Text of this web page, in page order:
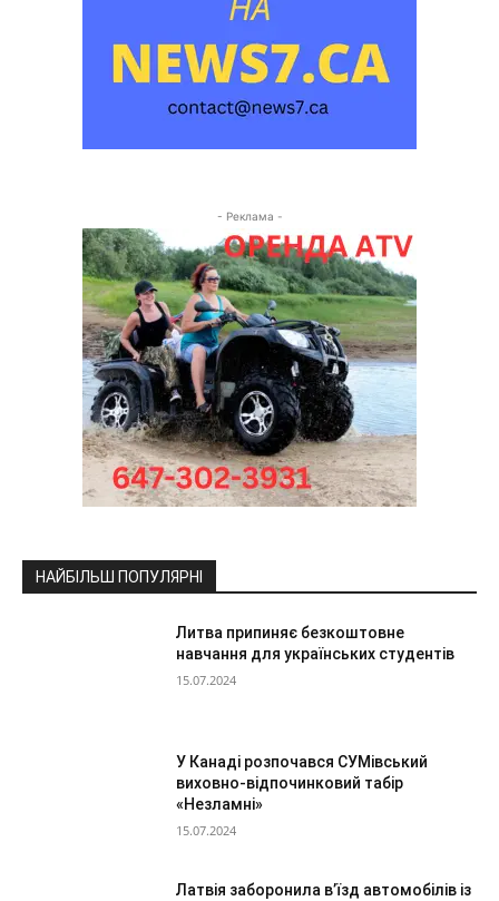
- Реклама -
НАЙБІЛЬШ ПОПУЛЯРНІ
Литва припиняє безкоштовне
навчання для українських студентів
15.07.2024
У Канаді розпочався СУМівський
виховно-відпочинковий табір
«Незламні»
15.07.2024
Латвія заборонила в’їзд автомобілів із